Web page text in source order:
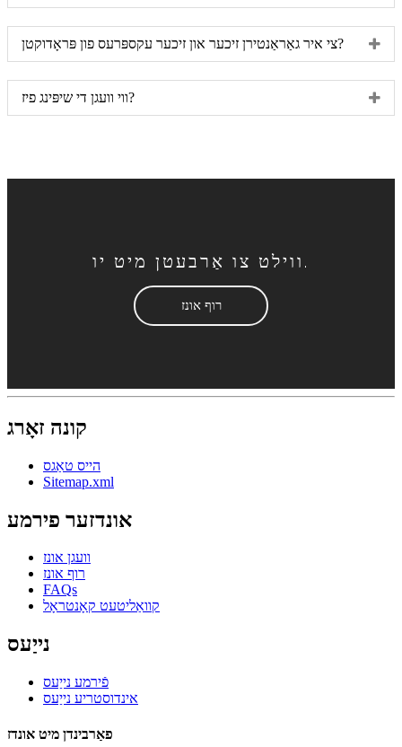
צי איר גאַראַנטירן זיכער און זיכער עקספּרעס פון פּראָדוקטן?
ווי וועגן די שיפּינג פיז?
ווילט צו אַרבעטן מיט יו.
רוף אונז
קונה זאָרג
הייס טאַגס
Sitemap.xml
אונדזער פירמע
וועגן אונז
רוף אונז
FAQs
קוואַליטעט קאָנטראָל
נייַעס
פֿירמע נייַעס
אינדוסטריע נייַעס
פאַרבינדן מיט אונדז